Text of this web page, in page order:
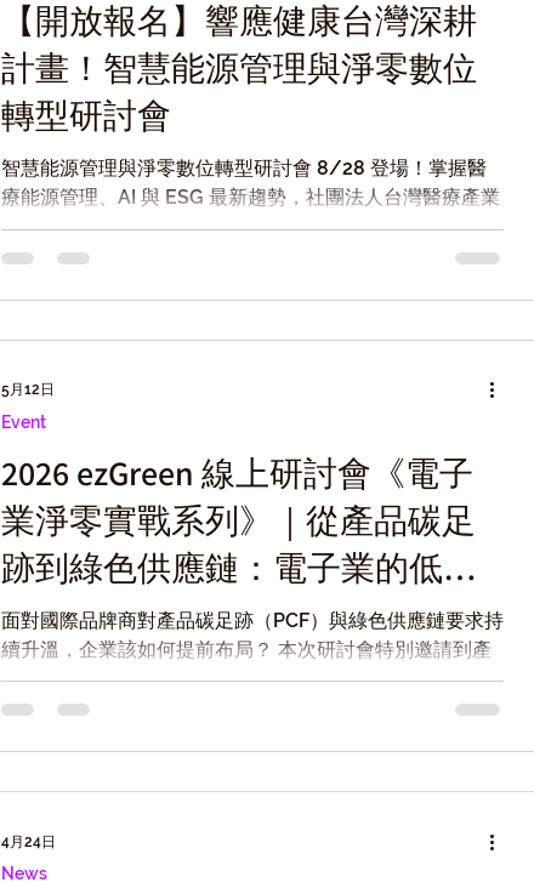
【開放報名】響應健康台灣深耕
計畫！智慧能源管理與淨零數位
轉型研討會
智慧能源管理與淨零數位轉型研討會 8/28 登場！掌握醫
療能源管理、AI 與 ESG 最新趨勢，社團法人台灣醫療產業
管理發展學會將於 2026 年 8 月 28 日（五）舉辦「智慧能
源管理與淨零數位轉型—從政策、技術到服務模式的能源
2026 ezGreen 線上研討會《電子
業淨零實戰系列》｜從產品碳足
跡到綠色供應鏈：電子業的低碳
管理新挑戰
面對國際品牌商對產品碳足跡（PCF）與綠色供應鏈要求持
續升溫，企業該如何提前布局？ 本次研討會特別邀請到產
業實務專家分享電子業產品碳足跡管理經驗與供應鏈趨
勢，同時由 綠易 ezGreen 顧問團隊解析如何透過 AI 與數
被動為主動，搶佔綠色先機！
Event
5月12日
News
4月24日